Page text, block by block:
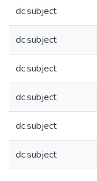
dc.subject
dc.subject
dc.subject
dc.subject
dc.subject
dc.subject